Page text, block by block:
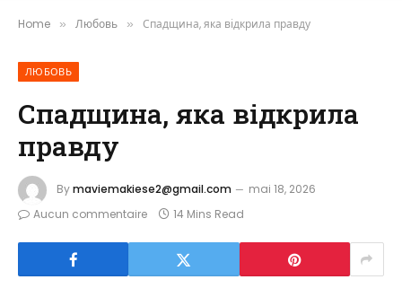
Home » Любовь » Спадщина, яка відкрила правду
ЛЮБОВЬ
Спадщина, яка відкрила
правду
Bymaviemakiese2@gmail.com
mai 18, 2026
Aucun commentaire
14 Mins Read